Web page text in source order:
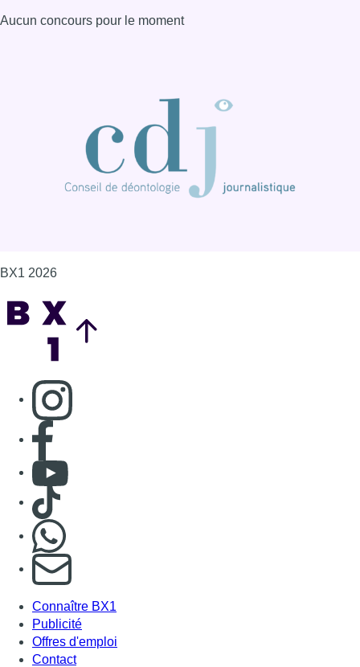
Aucun concours pour le moment
BX1 2026
Consulter page Instagram
Consulter page Facebook
Consulter Youtube
Consulter TikTok
S'abonner à notre newsletter
Connaître BX1
Publicité
Offres d'emploi
Contact